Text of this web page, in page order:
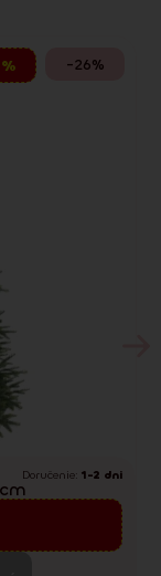
-26%
Doručenie: 1-2 dni